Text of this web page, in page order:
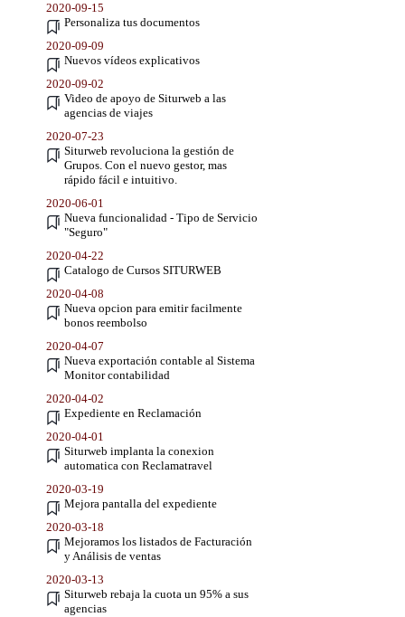
2020-09-15
Personaliza tus documentos
2020-09-09
Nuevos vídeos explicativos
2020-09-02
Video de apoyo de Siturweb a las
agencias de viajes
2020-07-23
Siturweb revoluciona la gestión de
Grupos. Con el nuevo gestor, mas
rápido fácil e intuitivo.
2020-06-01
Nueva funcionalidad - Tipo de Servicio
"Seguro"
2020-04-22
Catalogo de Cursos SITURWEB
2020-04-08
Nueva opcion para emitir facilmente
bonos reembolso
2020-04-07
Nueva exportación contable al Sistema
Monitor contabilidad
2020-04-02
Expediente en Reclamación
2020-04-01
Siturweb implanta la conexion
automatica con Reclamatravel
2020-03-19
Mejora pantalla del expediente
2020-03-18
Mejoramos los listados de Facturación
y Análisis de ventas
2020-03-13
Siturweb rebaja la cuota un 95% a sus
agencias